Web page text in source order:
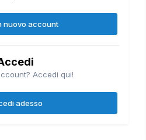
nuovo account
Accedi qui!
adesso